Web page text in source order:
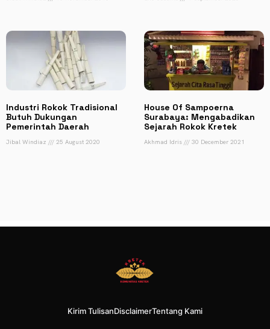
Industri Rokok Tradisional
Butuh Dukungan
Pemerintah Daerah
Jibal Windiaz 25 August 2020
House Of Sampoerna
Surabaya: Mengabadikan
Sejarah Rokok Kretek
Akhmad Idris 30 December 2021
Kirim TulisanDisclaimerTentang Kami